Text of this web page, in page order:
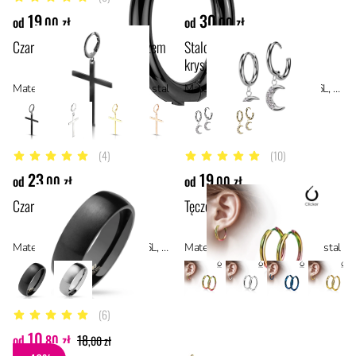
5 z 5 gwiazdek
od 19,00 zł
Czarny clicker z dużym krzyżem
Materiał: stal z powłoką PVD, stal
od 30,00 zł
Stalowy clicker do ucha z
kryształowym księżycem
Materiał: stal chirurgiczna 316L, stal
4.8 z 5 gwiazdek (4)
od 23,00 zł
Czarna matowa obrączka
Materiał: stal chirurgiczna 316L, stal, stal z powłoką PVD
5 z 5 gwiazdek (10)
od 19,00 zł
Tęczowy clicker do ucha
Materiał: stal z powłoką PVD, stal
5 z 5 gwiazdek (6)
od10,80 zł 18,00 zł